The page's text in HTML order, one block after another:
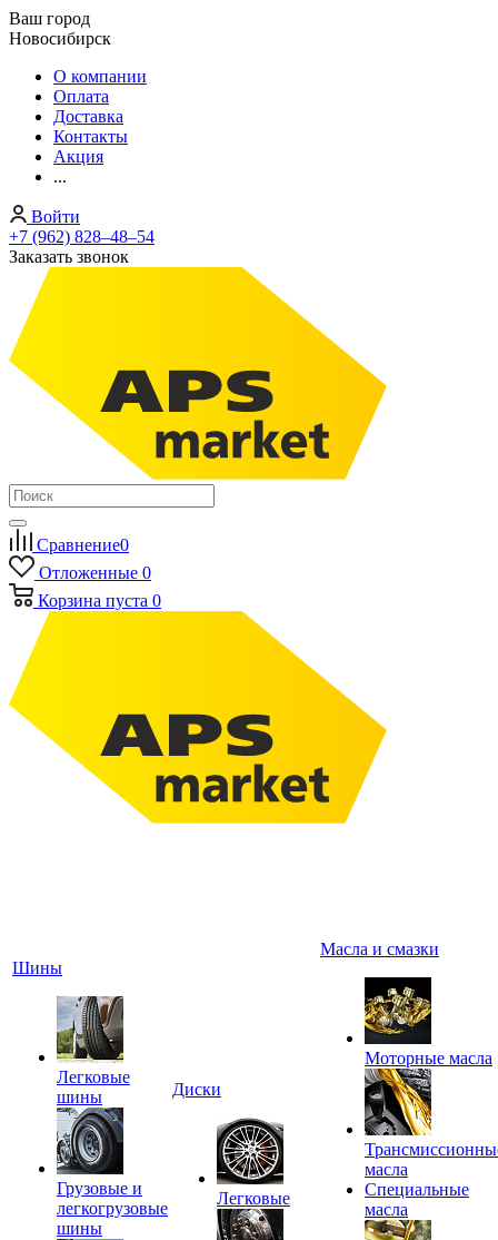
Ваш город
Новосибирск
О компании
Оплата
Доставка
Контакты
Акция
...
Войти
+7 (962) 828‒48‒54
Заказать звонок
Сравнение0
Отложенные 0
Корзина пуста 0
Шины
Легковые
шины
Грузовые и
легкогрузовые
шины
Диски
Легковые
Масла и смазки
Моторные масла
масла
Специальные
масла